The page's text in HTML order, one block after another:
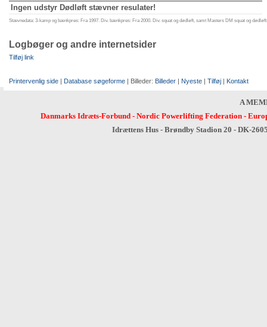
Ingen udstyr Dødløft stævner resulater!
Stævnedata: 3-kamp og bænkpres: Fra 1997. Div. bænkpres: Fra 2000. Div. squat og dødløft, samt Masters DM squat og
Logbøger og andre internetsider
Tilføj link
Printervenlig side | Database søgeforme | Billeder: Billeder | Nyeste | Tilføj | Kontakt
A
Danmarks Idræts-Forbund- Nordic Powerlifting Federation-
Idrættens Hus - Brøndby Stadion 20 - DK-